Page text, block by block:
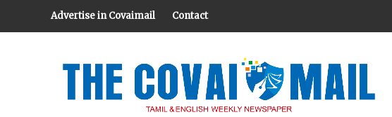
Advertise in Covaimail Contact